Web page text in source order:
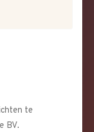
te
BV.